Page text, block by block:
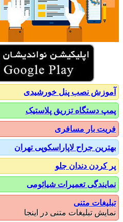
آموزش نصب پنل خورشیدی
پمپ دستگاه تزریق پلاستیک
فریت بار مسافری
بهترین جراح لاپاراسکوپی تهران
پر کردن دندان جلو
نمایندگی تعمیرات شیائومی
تبلیغات متنی
نمایش تبلیغات متنی در اینجا